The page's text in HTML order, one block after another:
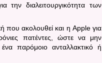
την διαλειτουργικότητα των
που ακολουθεί και η Apple για
πατέντες, ώστε να μην
παρόμοιο ανταλλακτικό ή